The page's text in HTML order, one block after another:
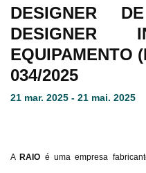
DESIGNER
DESIGNER
EQUIPAMENTO
034/2025
21 mar. 2025 - 21 mai. 2025
A RAIO é uma empresa